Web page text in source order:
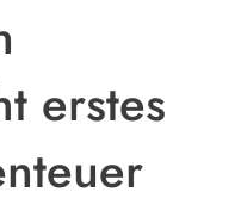
erstes